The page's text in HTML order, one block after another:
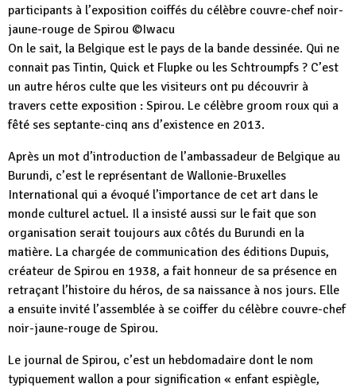
participants à l’exposition coiffés du célèbre couvre-chef noir-
jaune-rouge de Spirou ©Iwacu
On le sait, la Belgique est le pays de la bande dessinée. Qui ne
connait pas Tintin, Quick et Flupke ou les Schtroumpfs ? C’est
un autre héros culte que les visiteurs ont pu découvrir à
travers cette exposition : Spirou. Le célèbre groom roux qui a
fêté ses septante-cinq ans d’existence en 2013.
Après un mot d’introduction de l’ambassadeur de Belgique au
Burundi, c’est le représentant de Wallonie-Bruxelles
International qui a évoqué l’importance de cet art dans le
monde culturel actuel. Il a insisté aussi sur le fait que son
organisation serait toujours aux côtés du Burundi en la
matière. La chargée de communication des éditions Dupuis,
créateur de Spirou en 1938, a fait honneur de sa présence en
retraçant l’histoire du héros, de sa naissance à nos jours. Elle
a ensuite invité l’assemblée à se coiffer du célèbre couvre-chef
noir-jaune-rouge de Spirou.
Le journal de Spirou, c’est un hebdomadaire dont le nom
typiquement wallon a pour signification « enfant espiègle,